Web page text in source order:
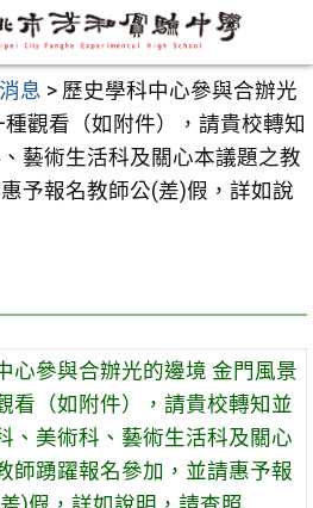
息 > 歷史學科中心參與合辦光
觀看（如附件），請貴校轉知
藝術生活科及關心本議題之教
予報名教師公(差)假，詳如說
心參與合辦光的邊境 金門風景
看（如附件），請貴校轉知並
、美術科、藝術生活科及關心
師踴躍報名參加，並請惠予報